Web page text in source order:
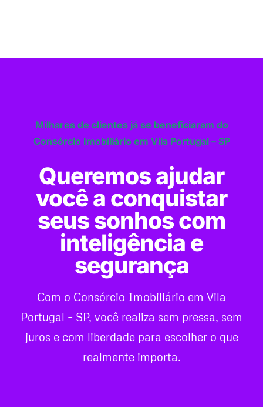
Milhares de clientes já se beneficiaram do
Consórcio Imobiliário em Vila Portugal – SP
Queremos ajudar
você a conquistar
seus sonhos com
inteligência e
segurança
Com o Consórcio Imobiliário em Vila
Portugal – SP, você realiza sem pressa, sem
juros e com liberdade para escolher o que
realmente importa.